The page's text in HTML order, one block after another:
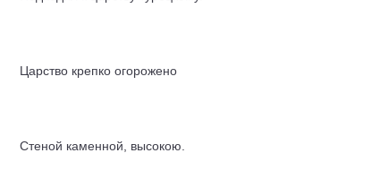
Царство крепко огорожено
Стеной каменной, высокою.